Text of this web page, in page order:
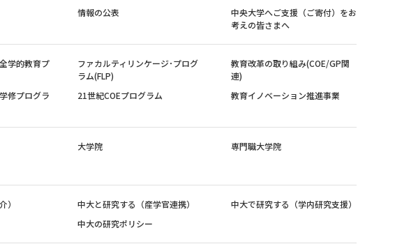
情報の公表
中央大学へご支援（ご寄付）をお
考えの皆さまへ
学的教育プ
ファカルティリンケージ･プログ
ラム(FLP)
教育改革の取り組み(COE/GP関
連)
修プログラ
21世紀COEプログラム 教育イノベーション推進事業
大学院
専門職大学院
） 中大と研究する（産学官連携）
中大で研究する（学内研究支援）
中大の研究ポリシー